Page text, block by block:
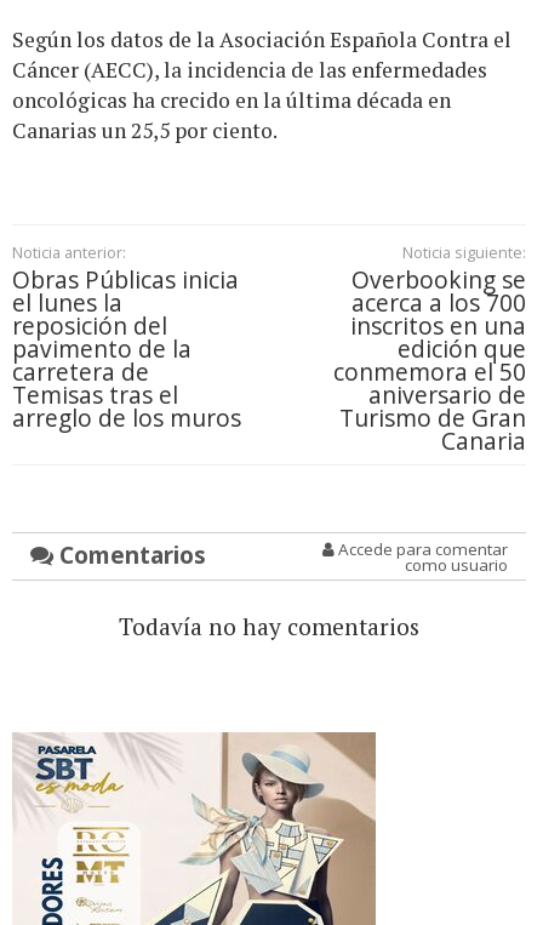
Según los datos de la Asociación Española Contra el
Cáncer (AECC), la incidencia de las enfermedades
oncológicas ha crecido en la última década en
Canarias un 25,5 por ciento.
Noticia anterior:
Obras Públicas inicia
el lunes la
reposición del
pavimento de la
carretera de
Temisas tras el
arreglo de los muros
Noticia siguiente:
Overbooking se
acerca a los 700
inscritos en una
edición que
conmemora el 50
aniversario de
Turismo de Gran
Canaria
Comentarios Accede para comentar
como usuario
Todavía no hay comentarios